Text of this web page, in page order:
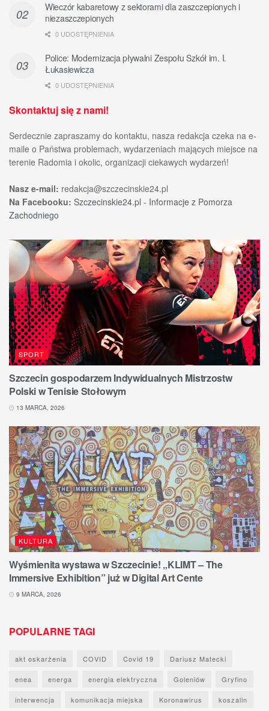
Wieczór kabaretowy z sektorami dla zaszczepionych i
niezaszczepionych
0 UDOSTĘPNIENIA
Police: Modernizacja pływalni Zespołu Szkół im. I.
Łukasiewicza
0 UDOSTĘPNIENIA
Skontaktuj się z nami!
Serdecznie zapraszamy do kontaktu, nasza redakcja czeka na e-
maile o Państwa problemach, wydarzeniach mających miejsce na
terenie Radomia i okolic, organizacji ciekawych wydarzeń!
Nasz e-mail: redakcja@szczecinskie24.pl
Na Facebooku: Szczecinskie24.pl - Informacje z Pomorza
Zachodniego
SPORT
Szczecin gospodarzem Indywidualnych Mistrzostw
Polski w Tenisie Stołowym
13 MARCA, 2026
KULTURA
Wyśmienita wystawa w Szczecinie! „KLIMT – The
Immersive Exhibition” już w Digital Art Cente
9 MARCA, 2026
POPULARNE TAGI
akt oskarżenia COVID Covid 19 Dariusz Matecki
enea energa energia elektryczna Goleniów Gryfino
interwencja komunikacja miejska Koronawirus koszalin